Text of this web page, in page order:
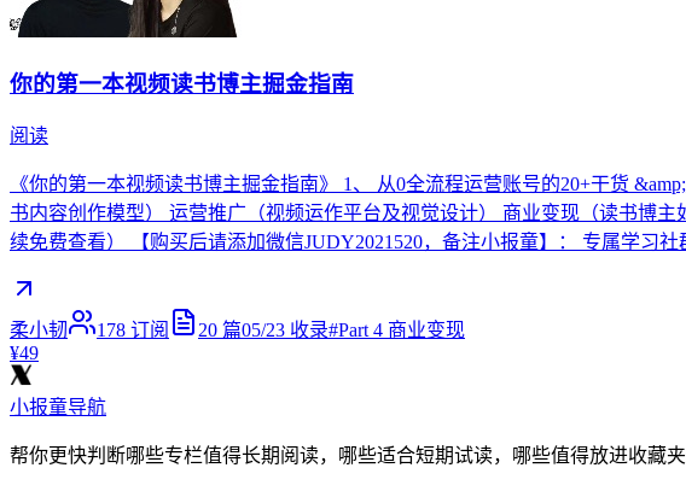
你的第一本视频读书博主掘金指南
阅读
《你的第一本视频读书博主掘金指南》 1、 从0全流程运营账号的20+干货
书内容创作模型） 运营推广（视频运作平台及视觉设计） 商业变现（读书博
续免费查看） 【购买后请添加微信JUDY2021520，备注小报童】： 专属学习
柔小韧 178 订阅 20 篇05/23 收录#Part 4 商业变现
¥49
小报童导航
帮你更快判断哪些专栏值得长期阅读，哪些适合短期试读，哪些值得放进收藏夹